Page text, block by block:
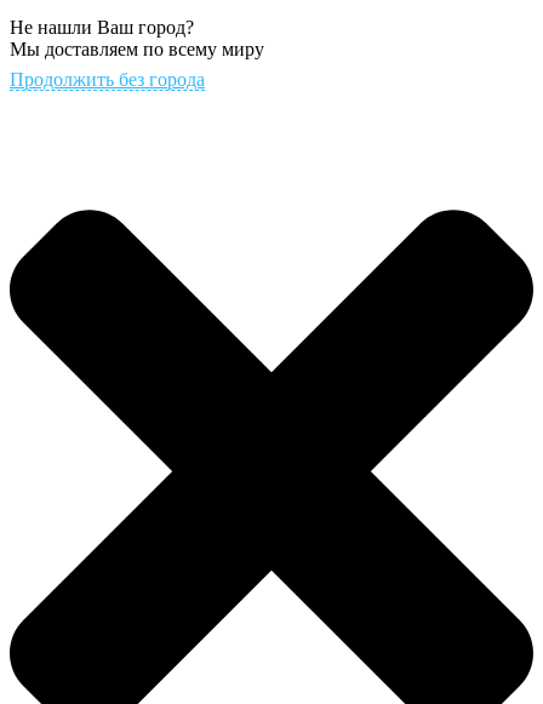
Не нашли Ваш город?
Мы доставляем по всему миру
Продолжить без города